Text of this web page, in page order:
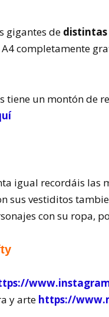
gigantes de distintas
completamente
tiene un montón de
igual recordáis
sus vestiditos
con su ropa,
y arte https://